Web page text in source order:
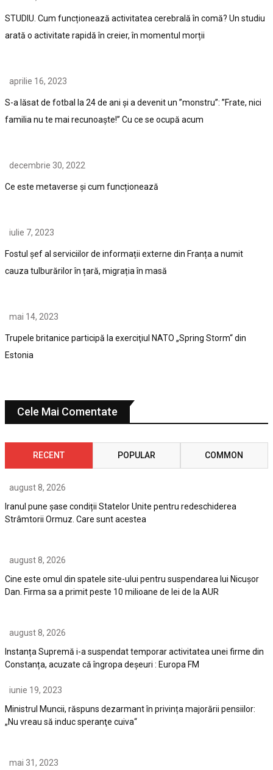
STUDIU. Cum funcționează activitatea cerebrală în comă? Un studiu
arată o activitate rapidă în creier, în momentul morții
aprilie 16, 2023
S-a lăsat de fotbal la 24 de ani și a devenit un ”monstru”: ”Frate, nici
familia nu te mai recunoaște!” Cu ce se ocupă acum
decembrie 30, 2022
Ce este metaverse și cum funcționează
iulie 7, 2023
Fostul șef al serviciilor de informații externe din Franța a numit
cauza tulburărilor în țară, migrația în masă
mai 14, 2023
Trupele britanice participă la exerciţiul NATO „Spring Storm“ din
Estonia
Cele Mai Comentate
RECENT POPULAR COMMON
august 8, 2026
Iranul pune șase condiții Statelor Unite pentru redeschiderea
Strâmtorii Ormuz. Care sunt acestea
august 8, 2026
Cine este omul din spatele site-ului pentru suspendarea lui Nicuşor
Dan. Firma sa a primit peste 10 milioane de lei de la AUR
august 8, 2026
Instanța Supremă i-a suspendat temporar activitatea unei firme din
Constanța, acuzate că îngropa deșeuri : Europa FM
iunie 19, 2023
Ministrul Muncii, răspuns dezarmant în privința majorării pensiilor:
„Nu vreau să induc speranţe cuiva“
mai 31, 2023